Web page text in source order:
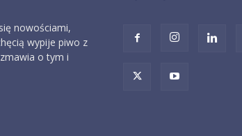
nowościami,
wypije piwo z
o tym i